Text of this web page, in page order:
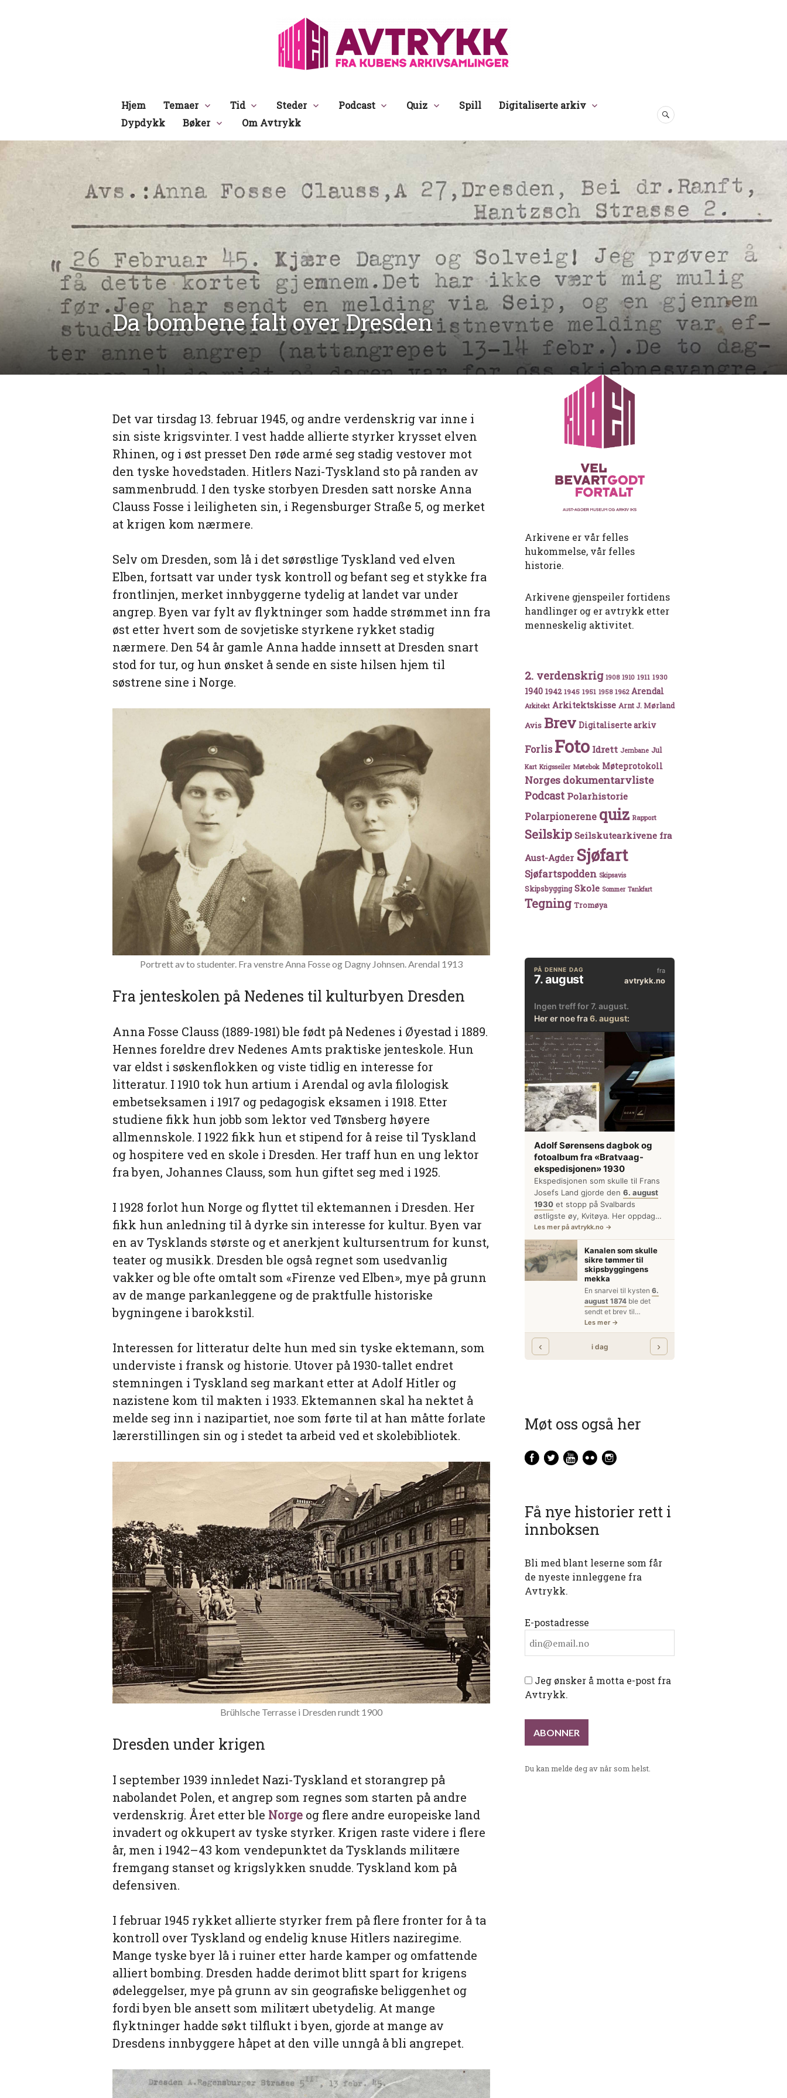
Avtrykk
Hjem Temaer Tid Steder Podcast Quiz Spill
Digitaliserte arkiv
Dypdykk
Bøker Om Avtrykk
SØK
Da bombene falt over Dresden
Det var tirsdag 13. februar 1945, og andre verdenskrig var inne i
sin siste krigsvinter. I vest hadde allierte styrker krysset elven
Rhinen, og i øst presset Den røde armé seg stadig vestover mot
den tyske hovedstaden. Hitlers Nazi-Tyskland sto på randen av
sammenbrudd. I den tyske storbyen Dresden satt norske Anna
Clauss Fosse i leiligheten sin, i Regensburger Straße 5, og merket
at krigen kom nærmere.
Selv om Dresden, som lå i det sørøstlige Tyskland ved elven
Elben, fortsatt var under tysk kontroll og befant seg et stykke fra
frontlinjen, merket innbyggerne tydelig at landet var under
angrep. Byen var fylt av flyktninger som hadde strømmet inn fra
øst etter hvert som de sovjetiske styrkene rykket stadig
nærmere. Den 54 år gamle Anna hadde innsett at Dresden snart
stod for tur, og hun ønsket å sende en siste hilsen hjem til
søstrene sine i Norge.
Portrett av to studenter. Fra venstre Anna Fosse og Dagny Johnsen. Arendal 1913
Fra jenteskolen på Nedenes til kulturbyen Dresden
Anna Fosse Clauss (1889-1981) ble født på Nedenes i Øyestad i 1889.
Hennes foreldre drev Nedenes Amts praktiske jenteskole. Hun
var eldst i søskenflokken og viste tidlig en interesse for
litteratur. I 1910 tok hun artium i Arendal og avla filologisk
embetseksamen i 1917 og pedagogisk eksamen i 1918. Etter
studiene fikk hun jobb som lektor ved Tønsberg høyere
allmennskole. I 1922 fikk hun et stipend for å reise til Tyskland
og hospitere ved en skole i Dresden. Her traff hun en ung lektor
fra byen, Johannes Clauss, som hun giftet seg med i 1925.
I 1928 forlot hun Norge og flyttet til ektemannen i Dresden. Her
fikk hun anledning til å dyrke sin interesse for kultur. Byen var
en av Tysklands største og et anerkjent kultursentrum for kunst,
teater og musikk. Dresden ble også regnet som usedvanlig
vakker og ble ofte omtalt som «Firenze ved Elben», mye på grunn
av de mange parkanleggene og de praktfulle historiske
bygningene i barokkstil.
Interessen for litteratur delte hun med sin tyske ektemann, som
underviste i fransk og historie. Utover på 1930-tallet endret
stemningen i Tyskland seg markant etter at Adolf Hitler og
nazistene kom til makten i 1933. Ektemannen skal ha nektet å
melde seg inn i nazipartiet, noe som førte til at han måtte forlate
lærerstillingen sin og i stedet ta arbeid ved et skolebibliotek.
Brühlsche Terrasse i Dresden rundt 1900
Dresden under krigen
I september 1939 innledet Nazi-Tyskland et storangrep på
nabolandet Polen, et angrep som regnes som starten på andre
verdenskrig. Året etter ble Norge og flere andre europeiske land
invadert og okkupert av tyske styrker. Krigen raste videre i flere
år, men i 1942–43 kom vendepunktet da Tysklands militære
fremgang stanset og krigslykken snudde. Tyskland kom på
defensiven.
I februar 1945 rykket allierte styrker frem på flere fronter for å ta
kontroll over Tyskland og endelig knuse Hitlers naziregime.
Mange tyske byer lå i ruiner etter harde kamper og omfattende
alliert bombing. Dresden hadde derimot blitt spart for krigens
ødeleggelser, mye på grunn av sin geografiske beliggenhet og
fordi byen ble ansett som militært ubetydelig. At mange
flyktninger hadde søkt tilflukt i byen, gjorde at mange av
Dresdens innbyggere håpet at den ville unngå å bli angrepet.
Arkivene er vår felles
hukommelse, vår felles
historie.
Arkivene gjenspeiler fortidens
handlinger og er avtrykk etter
menneskelig aktivitet.
2. verdenskrig 1908 1910 1911 1930
1940 1942 1945 1951 1958 1962 Arendal
Arkitekt Arkitektskisse Arnt J. Mørland
Avis Brev Digitaliserte arkiv
Forlis Foto Idrett Jernbane Jul
Kart Krigsseiler Møtebok Møteprotokoll
Norges dokumentarvliste
Podcast Polarhistorie
Polarpionerene quiz Rapport
Seilskip Seilskutearkivene fra
Aust-Agder Sjøfart
Sjøfartspodden Skipsavis
Skipsbygging Skole Sommer Tankfart
Tegning Tromøya
Møt oss også her
Få nye historier rett i
innboksen
Bli med blant leserne som får
de nyeste innleggene fra
Avtrykk.
E-postadresse
Jeg ønsker å motta e-post fra
Avtrykk.
Du kan melde deg av når som helst.